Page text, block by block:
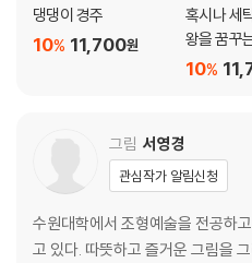
댕댕이 경주
11,700원
10%
혹시나 세
왕을 꿈꾸
10%
그림 서영경
관심작가 알림신청
수원대학에서 조형예술을 전공하
고 있다. 따뜻하고 즐거운 그림을